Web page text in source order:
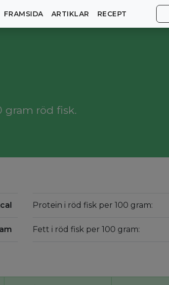
FRAMSIDA ARTIKLAR RECEPT
gram röd fisk.
Protein i röd fisk per 100 gram:
Fett i röd fisk per 100 gram: